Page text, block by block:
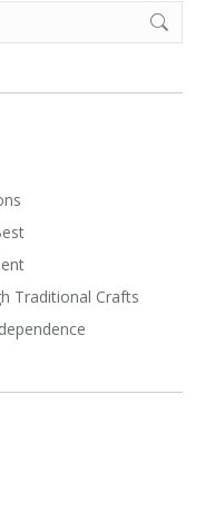
Traditional Crafts